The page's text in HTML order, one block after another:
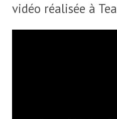
vidéo réalisée à